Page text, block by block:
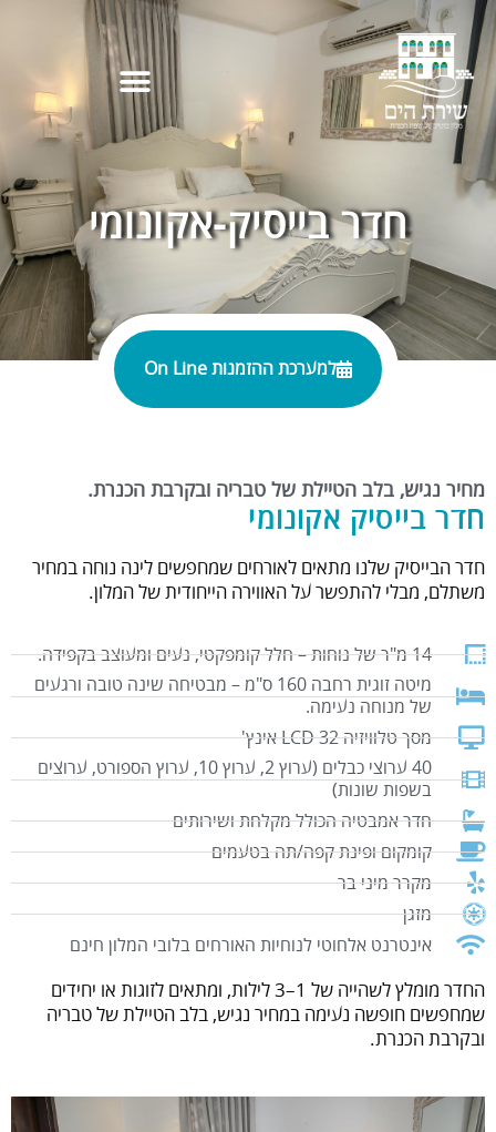
חדר בייסיק-אקונומי
למערכת ההזמנות On Line
מחיר נגיש, בלב הטיילת של טבריה ובקרבת הכנרת.
חדר בייסיק אקונומי
חדר הבייסיק שלנו מתאים לאורחים שמחפשים לינה נוחה במחיר
משתלם, מבלי להתפשר על האווירה הייחודית של המלון.
14 מ"ר של נוחות – חלל קומפקטי, נעים ומעוצב בקפידה.
מיטה זוגית רחבה 160 ס"מ – מבטיחה שינה טובה ורגעים
של מנוחה נעימה.
מסך טלוויזיה LCD 32 אינץ'
40 ערוצי כבלים (ערוץ 2, ערוץ 10, ערוץ הספורט, ערוצים
בשפות שונות)
חדר אמבטיה הכולל מקלחת ושירותים
קומקום ופינת קפה/תה בטעמים
מקרר מיני בר
מזגן
אינטרנט אלחוטי לנוחיות האורחים בלובי המלון חינם
החדר מומלץ לשהייה של 1–3 לילות, ומתאים לזוגות או יחידים
שמחפשים חופשה נעימה במחיר נגיש, בלב הטיילת של טבריה
ובקרבת הכנרת.